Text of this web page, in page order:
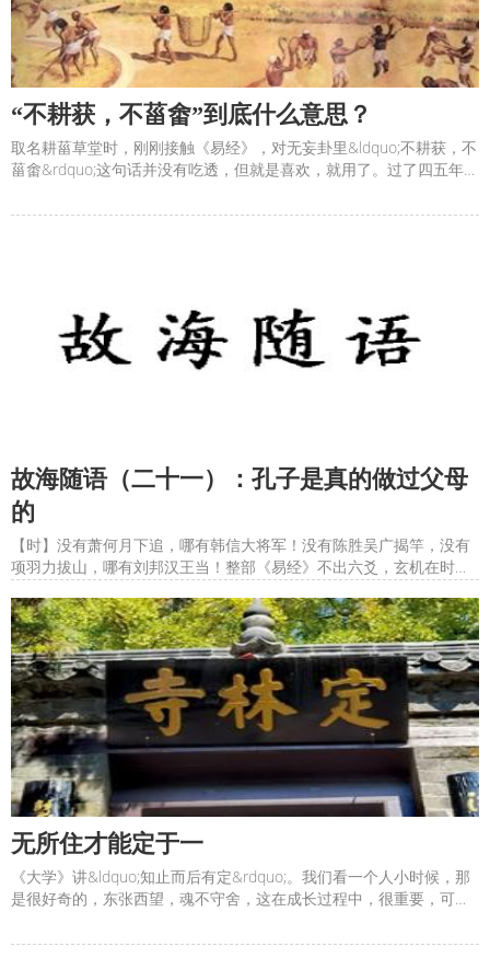
“不耕获，不菑畬”到底什么意思？
取名耕菑草堂时，刚刚接触《易经》，对无妄卦里&ldquo;不耕获，不
菑畬&rdquo;这句话并没有吃透，但就是喜欢，就用了。过了四五年，
&#8203;在深入研习了《老子道德经》后，发现它接近于老子讲的朴
故海随语（二十一）：孔子是真的做过父母
的
【时】没有萧何月下追，哪有韩信大将军！没有陈胜吴广揭竿，没有
项羽力拔山，哪有刘邦汉王当！整部《易经》不出六爻，玄机在时。
资源随时都在过渡，就看你打不打算接手。【热爱】因为热爱，或者
是最终热爱，都可以干到老死累死快乐死。【复道】人类进化成了
无所住才能定于一
《大学》讲&ldquo;知止而后有定&rdquo;。我们看一个人小时候，那
是很好奇的，东张西望，魂不守舍，这在成长过程中，很重要，可以
明德，这需要知止，持定，不受外界干扰，这也就是《金刚经》讲的